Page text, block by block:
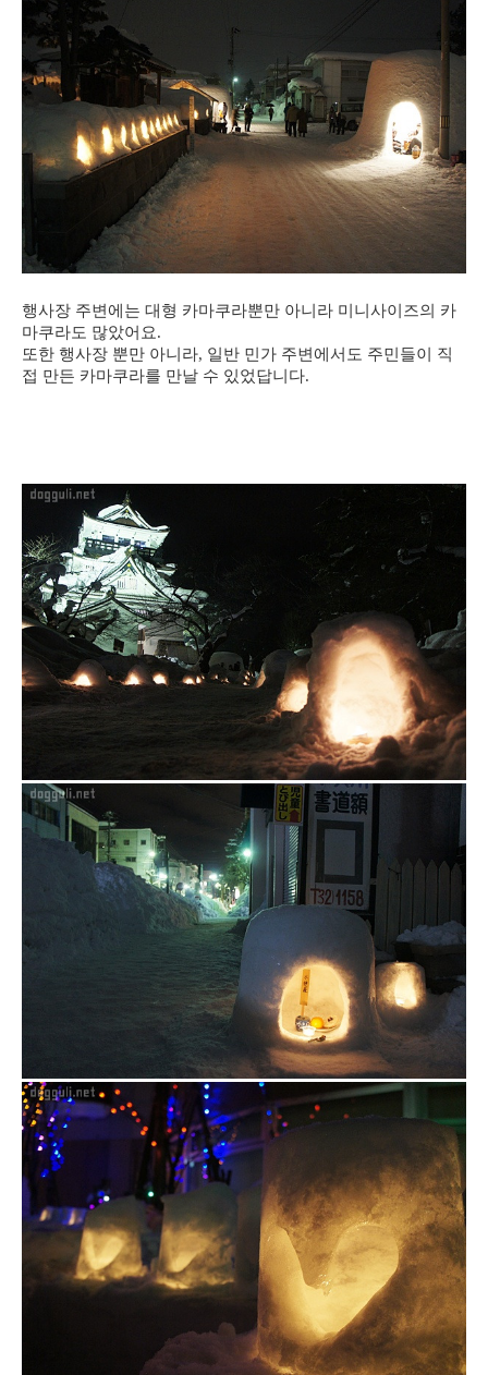
행사장 주변에는 대형 카마쿠라뿐만 아니라 미니사이즈의 카
마쿠라도 많았어요.
또한 행사장 뿐만 아니라, 일반 민가 주변에서도 주민들이 직
접 만든 카마쿠라를 만날 수 있었답니다.